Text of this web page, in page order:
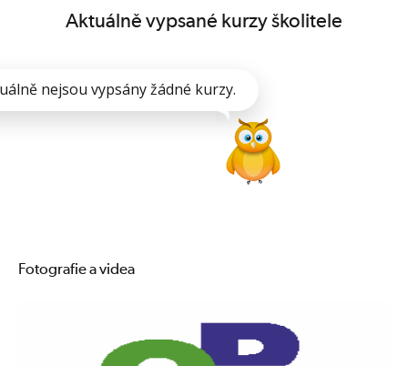
Aktuálně vypsané kurzy školitele
nejsou vypsány žádné kurzy.
Fotografie a videa